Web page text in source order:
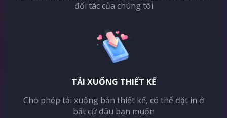
đối tác của chúng tôi
TẢI XUỐNG THIẾT KẾ
Cho phép tải xuống bản thiết kế, có thể đặt in ở
bất cứ đâu bạn muốn